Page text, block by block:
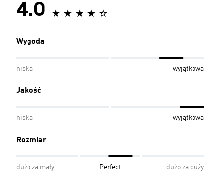
4.0
Wygoda
niska wyjątkowa
Jakość
niska wyjątkowa
Rozmiar
dużo za mały Perfect dużo za duży